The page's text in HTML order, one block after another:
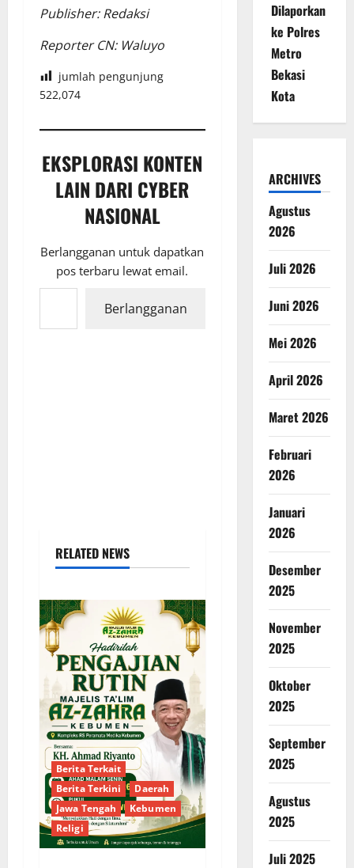
Publisher: Redaksi
Reporter CN: Waluyo
jumlah pengunjung
522,074
EKSPLORASI KONTEN
LAIN DARI CYBER
NASIONAL
Berlangganan untuk dapatkan
pos terbaru lewat email.
Ketikkan email Anda...
Berlangganan
RELATED NEWS
Berita Terkait
Berita Terkini
Daerah
Jawa Tengah
Kebumen
Religi
Dilaporkan
ke Polres
Metro
Bekasi
Kota
ARCHIVES
Agustus
2026
Juli 2026
Juni 2026
Mei 2026
April 2026
Maret 2026
Februari
2026
Januari
2026
Desember
2025
November
2025
Oktober
2025
September
2025
Agustus
2025
Juli 2025